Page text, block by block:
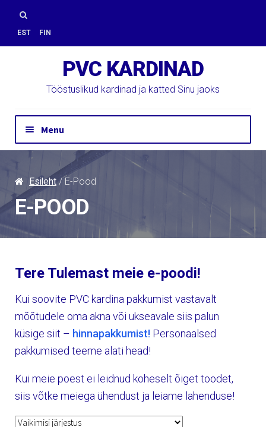
Skip
to
navigation
Skip
to
content
Otsi:
EST FIN
PVC KARDINAD
Tööstuslikud kardinad ja katted Sinu jaoks
Menu
Hinnapäring
Kontakt
Paigaldus
PVC Kardinad
E-Pood
Esileht/ E-Pood
E-POOD
Tere Tulemast meie e-poodi!
Kui soovite PVC kardina pakkumist vastavalt
mõõtudele oma akna või ukseavale siis palun
küsige siit – hinnapakkumist! Personaalsed
pakkumised teeme alati head!
Kui meie poest ei leidnud koheselt õiget toodet,
siis võtke meiega ühendust ja leiame lahenduse!